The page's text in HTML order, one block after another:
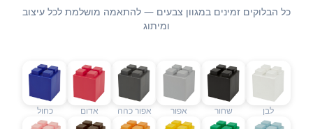
כל הבלוקים זמינים במגוון צבעים — להתאמה מושלמת לכל עיצוב
ומיתוג
לבן שחור אפור אפור כהה אדום כחול